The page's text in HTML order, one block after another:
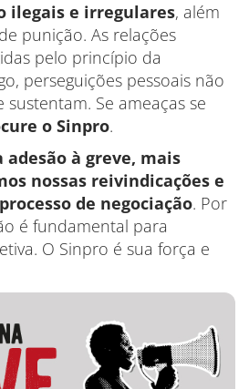
ilegais e irregulares, além
punição. As relações
pelo princípio da
perseguições pessoais não
sustentam. Se ameaças se
o Sinpro.
adesão à greve, mais
nossas reivindicações e
de negociação. Por
é fundamental para
O Sinpro é sua força e